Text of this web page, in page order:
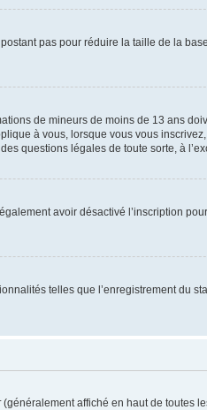
pas pour réduire la taille de la
de mineurs de moins de 13 ans
à vous, lorsque vous vous
questions légales de toute sorte, à
avoir désactivé l’inscription
telles que l’enregistrement du
(généralement affiché en haut de toutes